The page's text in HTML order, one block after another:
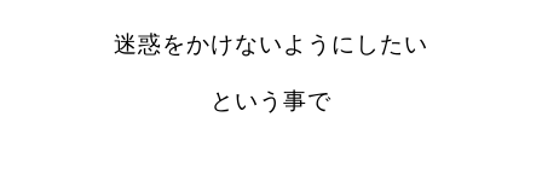
迷惑をかけないように したい
という事で